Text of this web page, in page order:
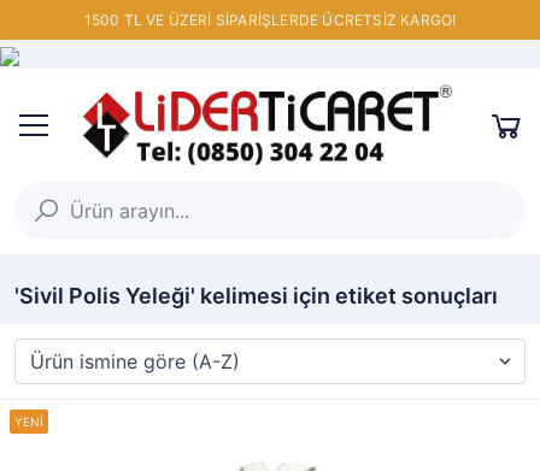
1500 TL VE ÜZERİ SİPARİŞLERDE ÜCRETSİZ KARGO!
'Sivil Polis Yeleği' kelimesi için etiket sonuçları